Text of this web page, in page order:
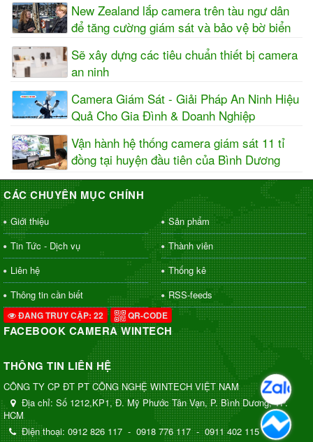
New Zealand lắp camera trên tàu ngư dân
để tăng cường giám sát và bảo vệ bờ biển
Sẽ xây dựng các tiêu chuẩn thiết bị camera
an ninh
Camera Giám Sát - Giải Pháp An Ninh Hiệu
Quả Cho Gia Đình & Doanh Nghiệp
Vận hành hệ thống camera giám sát 11 tỉ
đồng tại huyện đầu tiên của Bình Dương
CÁC CHUYÊN MỤC CHÍNH
Giới thiệu
Sản phẩm
Tin Tức - Dịch vụ
Thành viên
Liên hệ
Thống kê
Thông tin cần biết
RSS-feeds
ĐANG TRUY CẬP: 22 QR-CODE
FACEBOOK CAMERA WINTECH
THÔNG TIN LIÊN HỆ
CÔNG TY CP ĐT PT CÔNG NGHỆ WINTECH VIỆT NAM
Địa chỉ: Số 1212,KP1, Đ. Mỹ Phước Tân Vạn, P. Bình Dương, TP.
HCM
Điện thoại: 0912 826 117 - 0918 776 117 - 0911 402 115